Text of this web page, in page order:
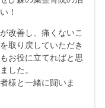
！
改善し、痛くないこ
取り戻していただき
お役に立てればと思
した。
様と一緒に闘いま